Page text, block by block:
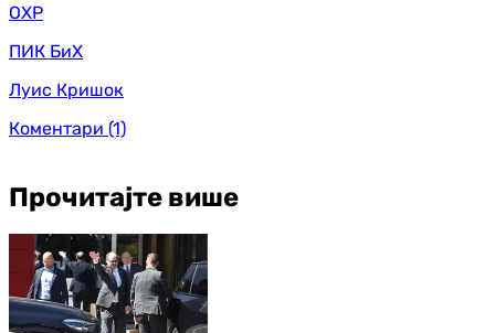
ОХР
ПИК БиХ
Луис Кришок
Коментари (1)
Прочитајте више